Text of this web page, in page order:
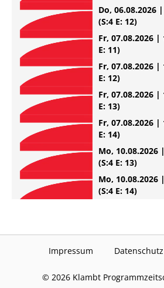
Do, 06.08.2026
(S:4 E: 12)
Fr, 07.08.2026 |
E: 11)
Fr, 07.08.2026 |
E: 12)
Fr, 07.08.2026 |
E: 13)
Fr, 07.08.2026 |
E: 14)
Mo, 10.08.2026
(S:4 E: 13)
Mo, 10.08.2026
(S:4 E: 14)
Impressum Datenschutz
© 2026 Klambt